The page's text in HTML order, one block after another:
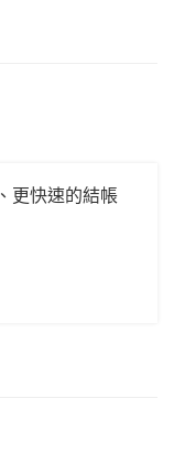
更快速的結帳